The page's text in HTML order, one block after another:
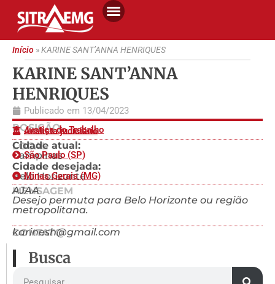
Início»KARINE SANT’ANNA HENRIQUES
KARINE SANT’ANNA
HENRIQUES
Publicado em 13/04/2023
POSIÇÃO
Justiça do Trabalho
Analista judiciário
LOCAL
Cidade atual:
Campinas
São Paulo (SP)
Cidade desejada:
Belo Horizonte
Minas Gerais (MG)
MENSAGEM
AJAA
Desejo permuta para Belo Horizonte ou região
metropolitana.
CONTATO
karinesh@gmail.com
Busca